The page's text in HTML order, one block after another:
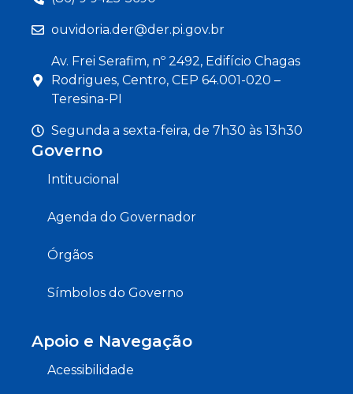
ouvidoria.der@der.pi.gov.br
Av. Frei Serafim, nº 2492, Edifício Chagas
Rodrigues, Centro, CEP 64.001-020 –
Teresina-PI
Segunda a sexta-feira, de 7h30 às 13h30
Governo
Intitucional
Agenda do Governador
Órgãos
Símbolos do Governo
Apoio e Navegação
Acessibilidade